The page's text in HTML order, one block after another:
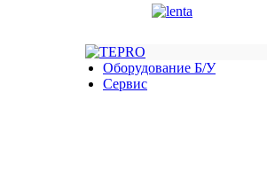
Оборудование Б/У
Сервис